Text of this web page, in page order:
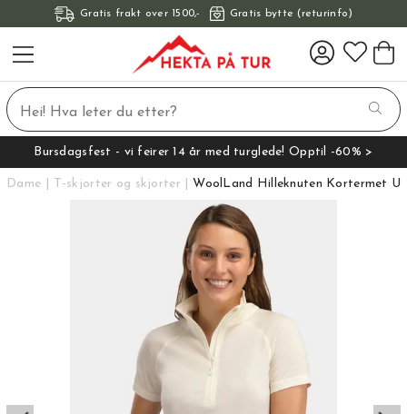
Gratis frakt over 1500,- Gratis bytte (returinfo)
Bursdagsfest - vi feirer 14 år med turglede! Opptil -60% >
Dame T-skjorter og skjorter WoolLand Hilleknuten Kortermet